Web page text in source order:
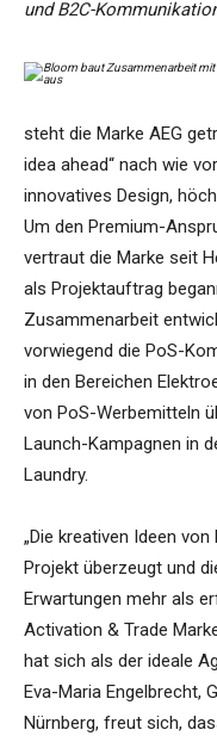
und B2C-
steht die Marke AEG
idea ahead“ nach wie
innovatives Design,
Um den Premium-
vertraut die Marke seit
als Projektauftrag
Zusammenarbeit
vorwiegend die PoS-
in den Bereichen
von PoS-Werbemitteln
Launch-Kampagnen in
Laundry.
„Die kreativen Ideen
Projekt überzeugt und
Erwartungen mehr als
Activation & Trade
hat sich als der ideale
Eva-Maria Engelbrecht,
Nürnberg, freut sich,